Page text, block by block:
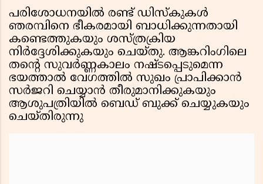
പരിശോധനയിൽ രണ്ട് ഡിസ്കുകൾ
ഞരമ്പിനെ ഭീകരമായി ബാധിക്കുന്നതായി
കണ്ടെത്തുകയും ശസ്ത്രക്രിയ
നിർദ്ദേശിക്കുകയും ചെയ്തു. ആങ്കറിംഗിലെ
തൻ്റെ സുവർണ്ണകാലം നഷ്ടപ്പെടുമെന്ന
ഭയത്താൽ വേഗത്തിൽ സുഖം പ്രാപിക്കാൻ
സർജറി ചെയ്യാൻ തീരുമാനിക്കുകയും
ആശുപത്രിയിൽ ബെഡ് ബുക്ക് ചെയ്യുകയും
ചെയ്തിരുന്നു